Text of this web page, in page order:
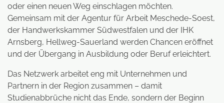
oder einen neuen Weg einschlagen möchten.
Gemeinsam mit der Agentur für Arbeit Meschede-Soest,
der Handwerkskammer Südwestfalen und der IHK
Arnsberg, Hellweg-Sauerland werden Chancen eröffnet
und der Übergang in Ausbildung oder Beruf erleichtert.
Das Netzwerk arbeitet eng mit Unternehmen und
Partnern in der Region zusammen – damit
Studienabbrüche nicht das Ende, sondern der Beginn